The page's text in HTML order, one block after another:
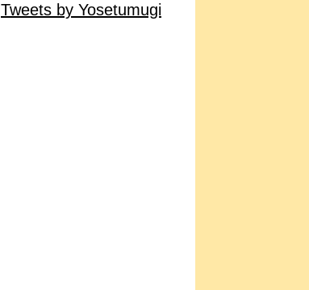
Tweets by Yosetumugi